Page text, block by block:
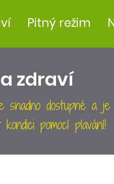
Pitný režim
zdraví
snadno dostupné a
pomocí plavání!